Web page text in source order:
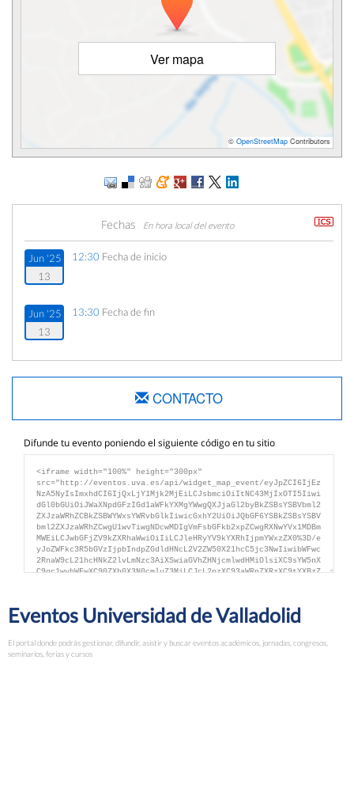
Ver mapa
© OpenStreetMap Contributors
Fechas En hora local del evento
Jun '25
13
12:30 Fecha de inicio
Jun '25
13
13:30 Fecha de fin
CONTACTO
Difunde tu evento poniendo el siguiente código en tu sitio
Eventos Universidad de Valladolid
El portal donde podrás gestionar, difundir, asistir y buscar eventos académicos, jornadas, congresos,
seminarios, ferias y cursos